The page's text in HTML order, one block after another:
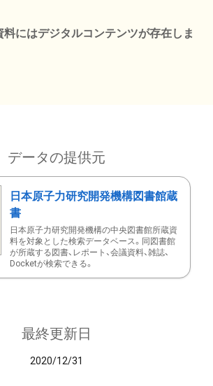
料にはデジタルコンテンツが存在しま
データの提供元
日本原子力研究開発機構図書館蔵
書
日本原子力研究開発機構の中央図書館所蔵資
料を対象とした検索データベース。同図書館
が所蔵する図書、レポート、会議資料、雑誌、
Docketが検索できる。
最終更新日
2020/12/31